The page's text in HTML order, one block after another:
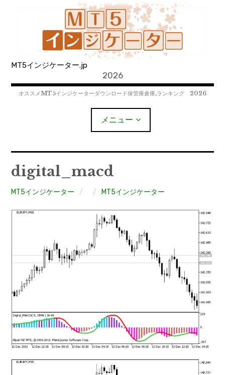
MT5インジケーター.jp
2026
オススメMT5インジケーターダウンロード保管庫倉庫,ランキング 2026
メニュー
MT4EAﾀﾞｳﾝﾛｰﾄﾞ
MT5EAﾀﾞｳﾝﾛｰﾄﾞ
MT4インジケーター
mqファイルをexファイルにする方法
digital_macd
MT5インジケーター MT5インジケーター